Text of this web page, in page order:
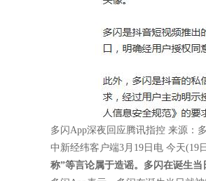
多闪App深夜回应腾讯指控 来源：
中新经纬客户端3月19日电 今天(19
称”等言论属于造谣。多闪在诞生